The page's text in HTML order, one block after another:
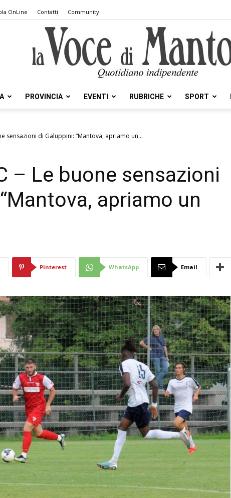
OnLine Contatti Community
Voce
Mantova
PROVINCIA EVENTI RUBRICHE SPORT
sensazioni di Galuppini: “Mantova, apriamo un...
– Le buone sensazioni
apriamo un
Pinterest WhatsApp Email